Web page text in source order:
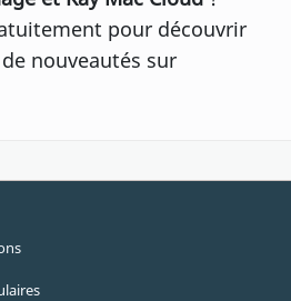
pour découvrir
nouveautés sur